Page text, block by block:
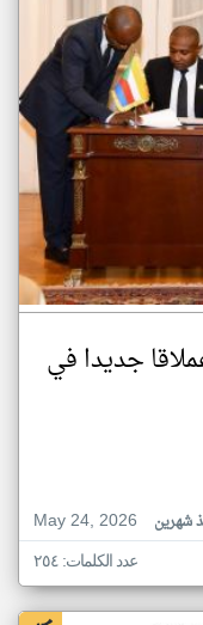
جديدا في
May 24, 2026
شهرين
عدد الكلمات: ٢٥٤